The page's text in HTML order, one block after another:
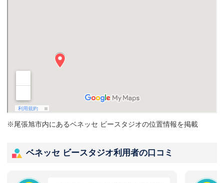
※尾張旭市内にあるベネッセ ビースタジオの位置情報を掲載
ベネッセ ビースタジオ利用者の口コミ